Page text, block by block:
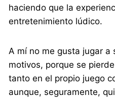
haciendo que la
entretenimiento lúdico.
A mí no me gusta jugar a
motivos, porque se
tanto en el propio juego
aunque, seguramente,